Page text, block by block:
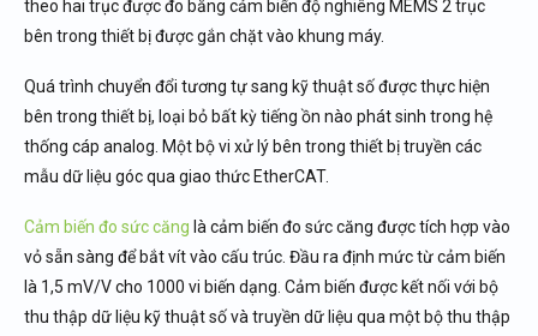
theo hai trục được đo bằng cảm biến độ nghiêng MEMS 2 trục
bên trong thiết bị được gắn chặt vào khung máy.
Quá trình chuyển đổi tương tự sang kỹ thuật số được thực hiện
bên trong thiết bị, loại bỏ bất kỳ tiếng ồn nào phát sinh trong hệ
thống cáp analog. Một bộ vi xử lý bên trong thiết bị truyền các
mẫu dữ liệu góc qua giao thức EtherCAT.
Cảm biến đo sức căng là cảm biến đo sức căng được tích hợp vào
vỏ sẵn sàng để bắt vít vào cấu trúc. Đầu ra định mức từ cảm biến
là 1,5 mV/V cho 1000 vi biến dạng. Cảm biến được kết nối với bộ
thu thập dữ liệu kỹ thuật số và truyền dữ liệu qua một bộ thu thập